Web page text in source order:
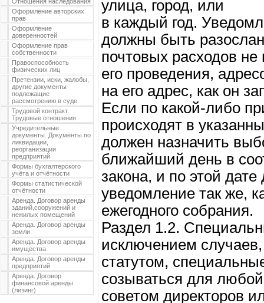
Оформление авторских
прав
Оформление
доверенностей
Оформление прав
собственности
Правоспособность
физических лиц
Претензии, иски, жалобы,
другие документы
подлежащие
рассмотрению в суде
Трудовой контракт.
Трудовые отношения
Учредительные
документы. Документы по
ликвидации,
реорганизации
предприятий
Формы бухгалтерского
учёта и отчётности
Формы статистической
отчётности
Аренда. Договор аренды
зданий,сооружений и
нежилых помещений
Аренда. Договор аренды
земли
Аренда. Договор аренды
имущества
Аренда. Договор аренды
предприятий
Аренда. Договор
финансовой аренды
(лизинг)
улица, город, или
в каждый год.
должны быть
почтовых расходов
его проведения,
на его адрес, как он
Если по какой-либо
происходят в
должен назначить
ближайший день в
закона, и по этой
уведомление так же,
ежегодного собрания.
Раздел 1.2.
исключением
статутом,
созываться для
советом директоров